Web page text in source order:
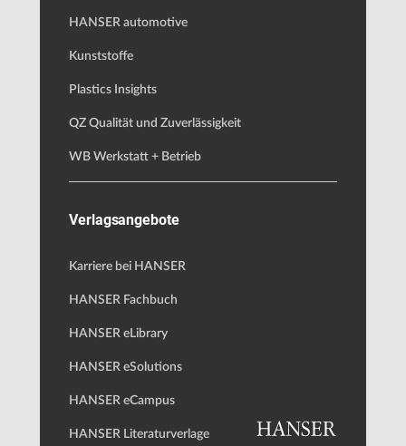
HANSER automotive
Kunststoffe
Plastics Insights
QZ Qualität und Zuverlässigkeit
WB Werkstatt + Betrieb
Verlagsangebote
Karriere bei HANSER
HANSER Fachbuch
HANSER eLibrary
HANSER eSolutions
HANSER eCampus
HANSER Literaturverlage